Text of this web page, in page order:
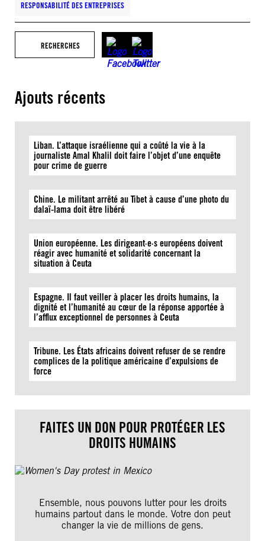
RESPONSABILITÉ DES ENTREPRISES
RECHERCHES
Ajouts récents
Liban. L’attaque israélienne qui a coûté la vie à la
journaliste Amal Khalil doit faire l’objet d’une enquête
pour crime de guerre
Chine. Le militant arrêté au Tibet à cause d’une photo du
dalaï-lama doit être libéré
Union européenne. Les dirigeant·e·s européens doivent
réagir avec humanité et solidarité concernant la
situation à Ceuta
Espagne. Il faut veiller à placer les droits humains, la
dignité et l’humanité au cœur de la réponse apportée à
l’afflux exceptionnel de personnes à Ceuta
Tribune. Les États africains doivent refuser de se rendre
complices de la politique américaine d’expulsions de
force
FAITES UN DON POUR PROTÉGER LES
DROITS HUMAINS
Ensemble, nous pouvons lutter pour les droits
humains partout dans le monde. Votre don peut
changer la vie de millions de gens.